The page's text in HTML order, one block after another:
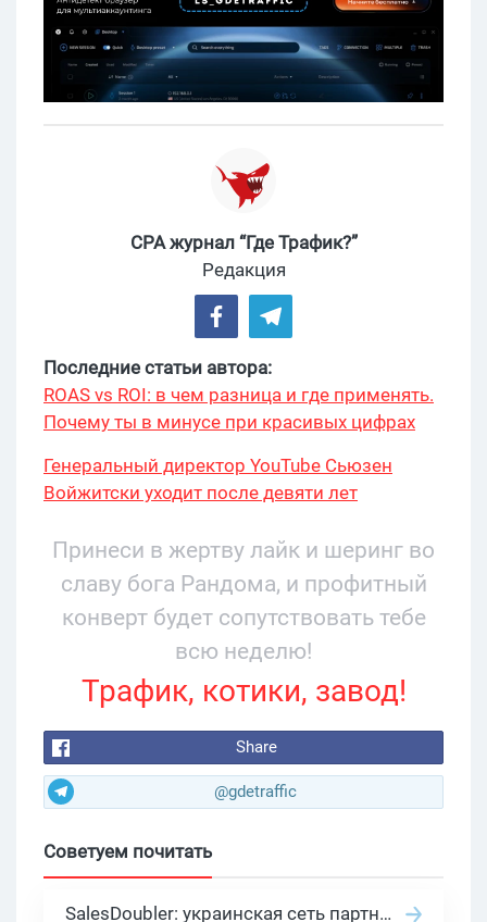
CPA журнал “Где Трафик?”
Редакция
Последние статьи автора:
ROAS vs ROI: в чем разница и где применять.
Почему ты в минусе при красивых цифрах
Генеральный директор YouTube Сьюзен
Войжитски уходит после девяти лет
Принеси в жертву лайк и шеринг во
славу бога Рандома, и профитный
конверт будет сопутствовать тебе
всю неделю!
Трафик, котики, завод!
Share
@gdetraffic
Советуем почитать
SalesDoubler: украинская сеть партнерских программ с оплатой за действие